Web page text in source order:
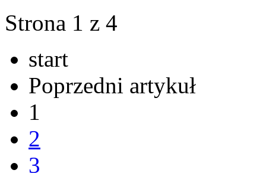
Strona 1 z 4
start
Poprzedni artykuł
1
2
3